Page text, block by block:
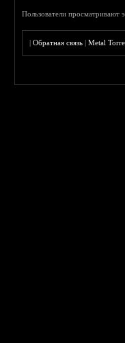
Пользователи просматривают
|Обратная связь |Metal